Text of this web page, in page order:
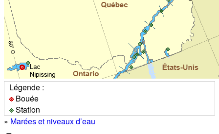
Légende :
Bouée
Station
» Marées et niveaux d’eau